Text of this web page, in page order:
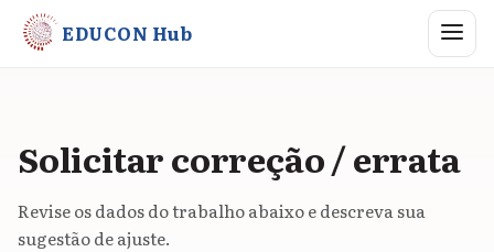
EDUCON Hub Abrir
Solicitar correção / errata
Revise os dados do trabalho abaixo e descreva sua
sugestão de ajuste.